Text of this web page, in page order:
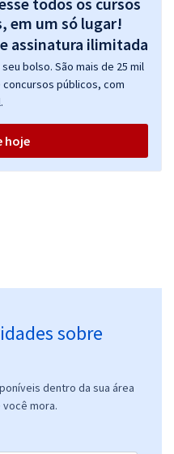
em um só lugar!
bolso. São mais de 25 mil
públicos, com
hoje
sobre
dentro da sua área
mora.